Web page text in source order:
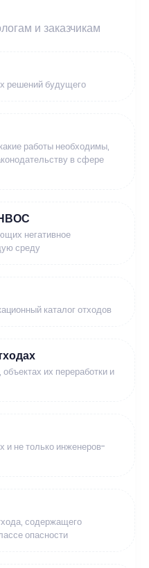
и заказчикам
решений будущего
работы необходимы,
в сфере
негативное
среду
каталог отходов
их переработки и
не только инженеров-
содержащего
опасности